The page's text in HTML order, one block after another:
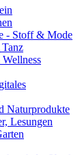
- Stoff & Mode
Naturprodukte
Lesungen